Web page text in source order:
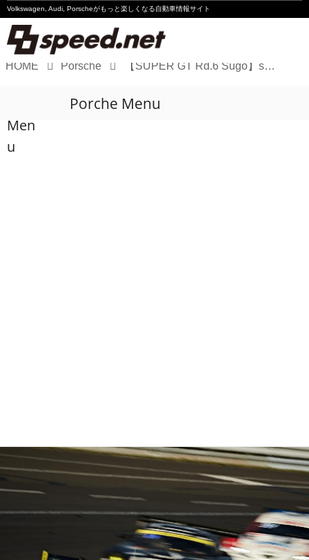
Volkswagen, Audi, Porscheがもっと楽しくなる自動車情報サイト
Audi
HOME Porsche 【SUPER GT Rd.6 Sugo】seven × seven PORSCHE GT3Rが初の表彰台
Men
u
Porche Menu